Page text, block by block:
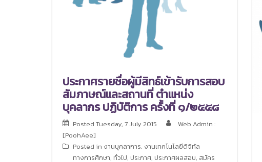
ประกาศรายชื่อผู้มีสิทธ์เข้ารับการสอบ
สัมภาษณ์และสถานที่ ตำแหน่ง
บุคลากร ปฏิบัติการ ครั้งที่ ๑/๒๕๕๘
Posted Tuesday, 7 July 2015
Web Admin :
[PoohAee]
Posted in งานบุคลาการ, งานเทคโนโลยีดิจิทัล
ทางการศึกษา, ทั่วไป, ประกาศ, ประกาศผลสอบ, สมัคร